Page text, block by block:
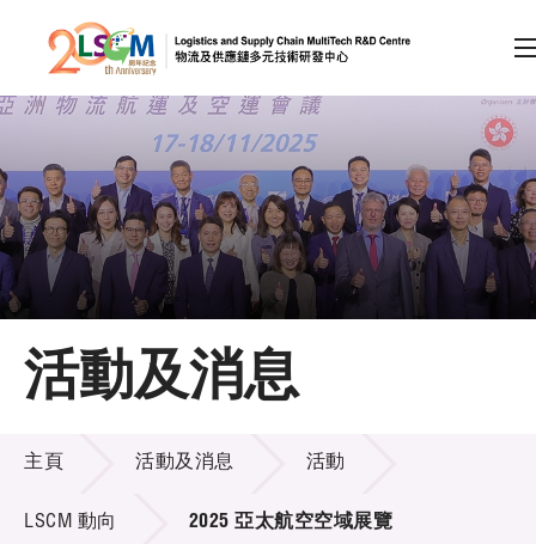
跳到內容（按回車鍵）
會員登入
A A EN 繁 简
主頁
關於LSCM
技術商品化
項目及資助計劃
活動及消息
活動及消息
主頁 活動及消息 活動
LSCM 動向 2025 亞太航空空域展覽